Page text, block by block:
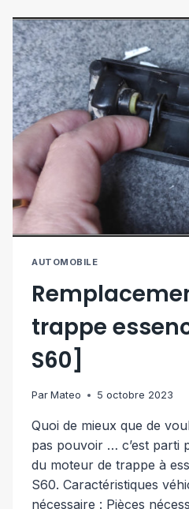
[VOLVO
S60]
AUTOMOBILE
trappe
S60]
Par Mateo 5 octobre 2023
Quoi de mieux que de
pas pouvoir … c’est parti
du moteur de trappe à
S60. Caractéristiques
nécessaire : Pièces